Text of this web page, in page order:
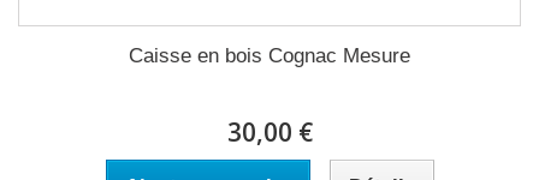
Caisse en bois Cognac Mesure
30,00 €